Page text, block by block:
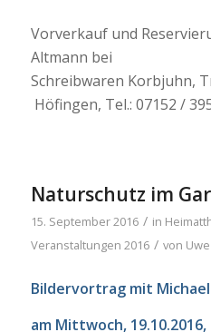
Vorverkauf und
Altmann bei
Schreibwaren Korbjuhn,
Höfingen, Tel.: 07152 /
Naturschutz im
15. September 2016 / in
Veranstaltungen 2016 / von
Bildervortrag mit
am Mittwoch, 19.10.2016,